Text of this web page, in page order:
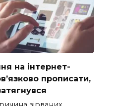
на інтернет-
прописати,